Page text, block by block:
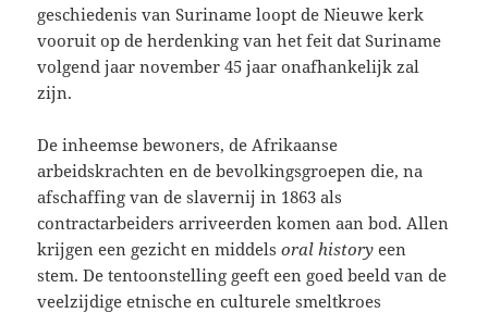
geschiedenis van Suriname loopt de Nieuwe kerk
vooruit op de herdenking van het feit dat Suriname
volgend jaar november 45 jaar onafhankelijk zal
zijn.
De inheemse bewoners, de Afrikaanse
arbeidskrachten en de bevolkingsgroepen die, na
afschaffing van de slavernij in 1863 als
contractarbeiders arriveerden komen aan bod. Allen
krijgen een gezicht en middelsoral history een
stem. De tentoonstelling geeft een goed beeld van de
veelzijdige etnische en culturele smeltkroes